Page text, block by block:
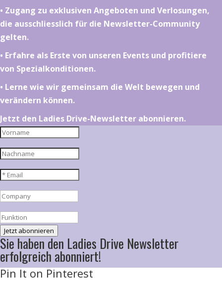
•⁠ ⁠⁠Zugang zu exklusiven Angeboten und Verlosungen,
die ausschliesslich für die Newsletter-Community
gelten.
•⁠ ⁠⁠Erfahre als Erste von unseren Events und profitiere
von Spezialkonditionen.
•⁠ ⁠⁠Lerne wie wir gemeinsam die Welt bewegen und
verändern können.
Jetzt den Ladies Drive-Newsletter abonnieren.
Jetzt abonnieren
Sie haben den Ladies Drive Newsletter
erfolgreich abonniert!
Pin It on Pinterest